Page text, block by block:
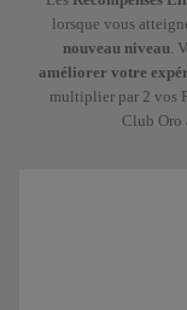
lorsque vous
nouveau niveau .
améliorer votre
multiplier par 2 vos
Club Oro